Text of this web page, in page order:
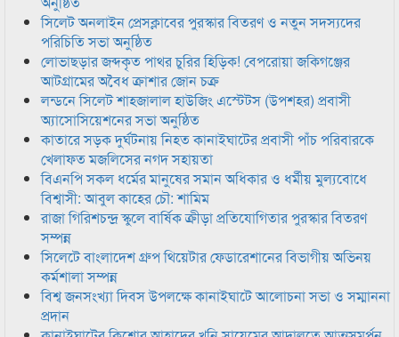
সিলেট অনলাইন প্রেসক্লাবের পুরস্কার বিতরণ ও নতুন সদস্যদের
পরিচিতি সভা অনুষ্ঠিত
লোভাছড়ার জব্দকৃত পাথর চুরির হিড়িক! বেপরোয়া জকিগঞ্জের
আটগ্রামের অবৈধ ক্রাশার জোন চক্র
লন্ডনে সিলেট শাহজালাল হাউজিং এস্টেটস (উপশহর) প্রবাসী
অ্যাসোসিয়েশনের সভা অনুষ্ঠিত
কাতারে সড়ক দুর্ঘটনায় নিহত কানাইঘাটের প্রবাসী পাঁচ পরিবারকে
খেলাফত মজলিসের নগদ সহায়তা
বিএনপি সকল ধর্মের মানুষের সমান অধিকার ও ধর্মীয় মুল্যবোধে
বিশ্বাসী: আবুল কাহের চৌ: শামিম
রাজা গিরিশচন্দ্র স্কুলে বার্ষিক ক্রীড়া প্রতিযোগিতার পুরস্কার বিতরণ
সম্পন্ন
সিলেটে বাংলাদেশ গ্রুপ থিয়েটার ফেডারেশানের বিভাগীয় অভিনয়
কর্মশালা সম্পন্ন
বিশ্ব জনসংখ্যা দিবস উপলক্ষে কানাইঘাটে আলোচনা সভা ও সম্মাননা
প্রদান